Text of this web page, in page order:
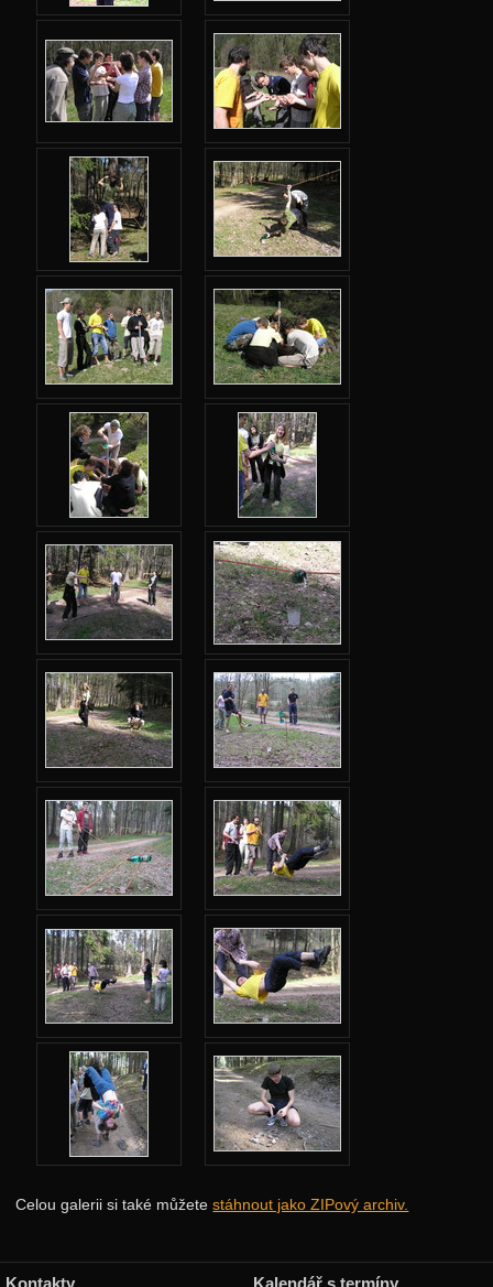
Celou galerii si také můžetestáhnout jako ZIPový archiv.
Podzimní 2021
Jarní 2021
Podzimní 2020
Jarní 2020
Podzimní 2019
Jarní 2019
Podzimní 2018
Jarní 2018
Podzimní 2017
Jarní 2017
Podzimní 2016
Jarní 2016
Podzimní 2015
Jarní 2015
Podzimní 2014
Jarní 2014
Podzimní 2013
Podzimní 2012
Jarní 2012
Podzimní 2011
Jarní 2011
Podzimní 2010
Jarní 2010
Podzimní 2009
Jarní 2009
Podzimní 2008
Jarní 2008
Podzimní 2007
Jarní 2007
Úvod
Oční test